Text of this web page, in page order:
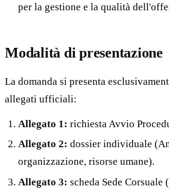
per la gestione e la qualità
Modalità di presentazione
La domanda si presenta
allegati ufficiali:
Allegato 1: richiesta Avvio
Allegato 2: dossier individuale
organizzazione, risorse umane).
Allegato 3: scheda Sede Corsuale